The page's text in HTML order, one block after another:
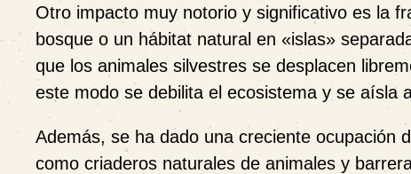
Otro impacto muy notorio y significativo es la
bosque o un hábitat natural en «islas»
que los animales silvestres se desplacen
este modo se debilita el ecosistema y se aísla
Además, se ha dado una creciente ocupación
como criaderos naturales de animales y